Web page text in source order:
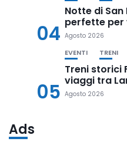
04
Notte di San
perfette per
Agosto 2026
05
EVENTI TRENI
Treni storici
viaggi tra
Agosto 2026
Ads